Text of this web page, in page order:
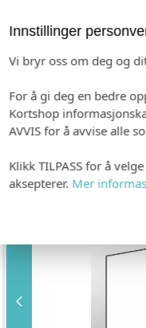
PAPIR
ANTALL SIDER
Innstillinger
Vi bryr oss om deg og
For å gi deg en bedre
Kortshop
AVVIS for å avvise alle
Klikk TILPASS for å
aksepterer. Mer